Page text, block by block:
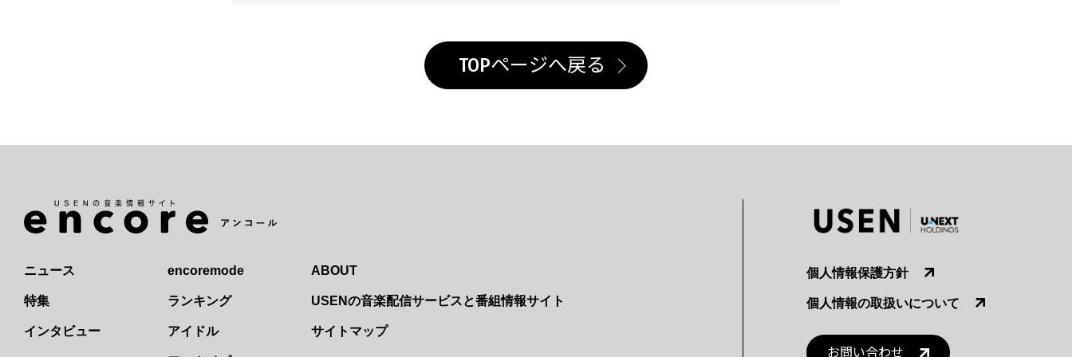
TOPページへ戻る
ニュース
特集
インタビュー
encoremode
ランキング
アイドル
ABOUT
USENの音楽配信サービスと番組情報サイト
サイトマップ
個人情報保護方針
個人情報の取扱いについて
お問い合わせ